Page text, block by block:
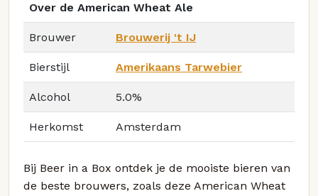
Over de American Wheat Ale
Brouwer Brouwerij 't IJ
Bierstijl Amerikaans Tarwebier
Alcohol 5.0%
Herkomst Amsterdam
Bij Beer in a Box ontdek je de mooiste bieren van
de beste brouwers, zoals deze American Wheat